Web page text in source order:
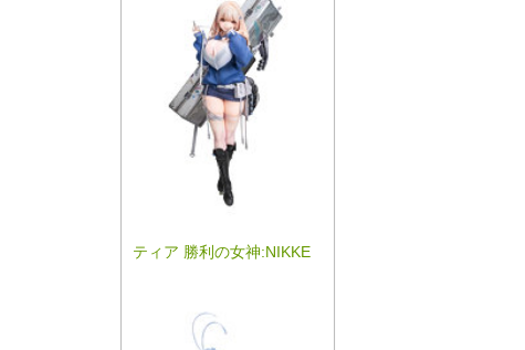
ティア 勝利の女神:NIKKE